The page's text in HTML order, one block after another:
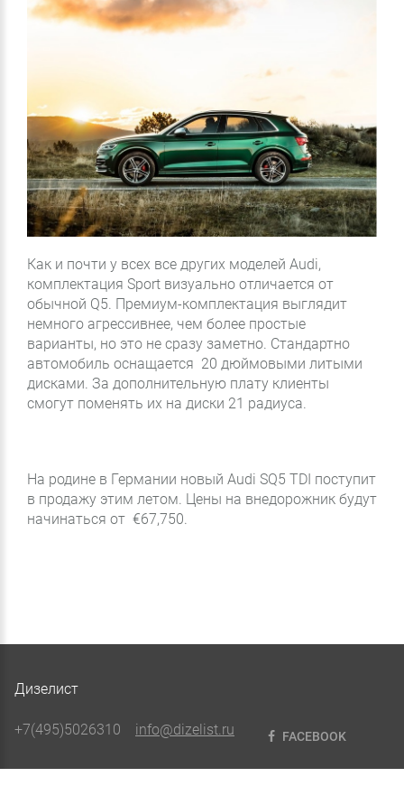
Как и почти у всех все других моделей Audi,
комплектация Sport визуально отличается от
обычной Q5. Премиум-комплектация выглядит
немного агрессивнее, чем более простые
варианты, но это не сразу заметно. Стандартно
автомобиль оснащается 20 дюймовыми литыми
дисками. За дополнительную плату клиенты
смогут поменять их на диски 21 радиуса.
На родине в Германии новый Audi SQ5 TDI поступит
в продажу этим летом. Цены на внедорожник будут
начинаться от €67,750.
Дизелист
+7(495)5026310 info@dizelist.ru FACEBOOK